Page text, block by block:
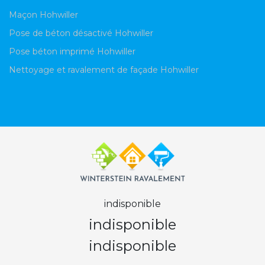
Maçon Hohwiller
Pose de béton désactivé Hohwiller
Pose béton imprimé Hohwiller
Nettoyage et ravalement de façade Hohwiller
indisponible
indisponible
indisponible